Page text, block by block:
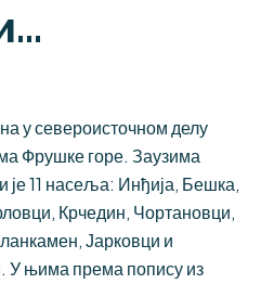
у североисточном делу
Фрушке горе. Заузима
је 11 насеља: Инђија, Бешка,
Крчедин, Чортановци,
Јарковци и
У њима према попису из